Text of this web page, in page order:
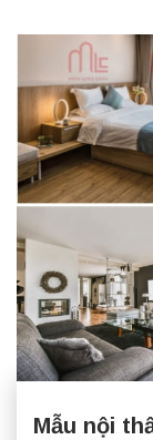
Mẫu nội